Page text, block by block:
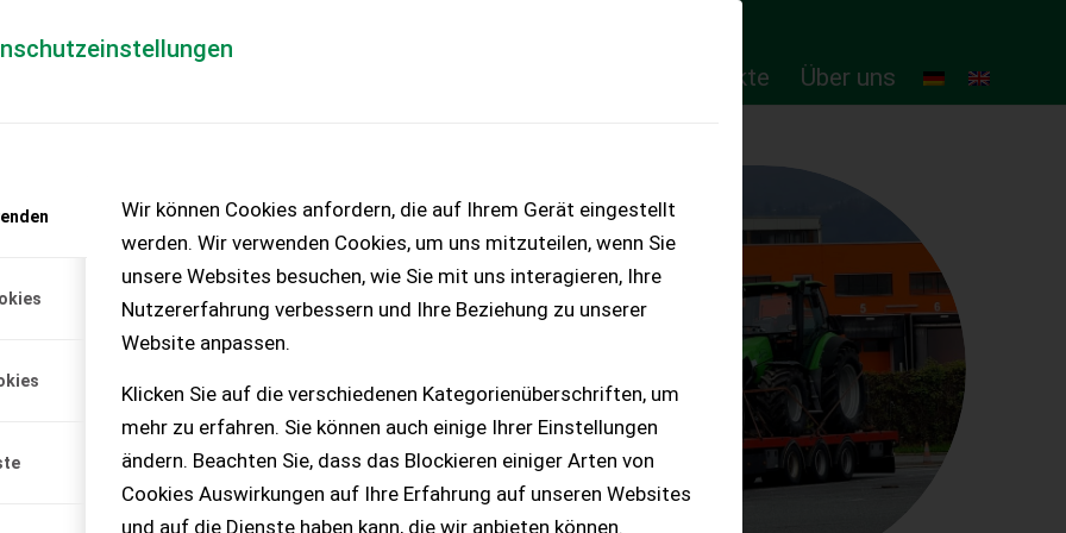
Wir können Cookies anfordern, die auf Ihrem Gerät eingestellt
werden. Wir verwenden Cookies, um uns mitzuteilen, wenn Sie
unsere Websites besuchen, wie Sie mit uns interagieren, Ihre
Nutzererfahrung verbessern und Ihre Beziehung zu unserer
Website anpassen.
Klicken Sie auf die verschiedenen Kategorienüberschriften, um
mehr zu erfahren. Sie können auch einige Ihrer Einstellungen
ändern. Beachten Sie, dass das Blockieren einiger Arten von
Cookies Auswirkungen auf Ihre Erfahrung auf unseren Websites
und auf die Dienste haben kann, die wir anbieten können.
Online-Produkte Über uns
– KEINE
8 Schienenbreite
2000kg Ihr...